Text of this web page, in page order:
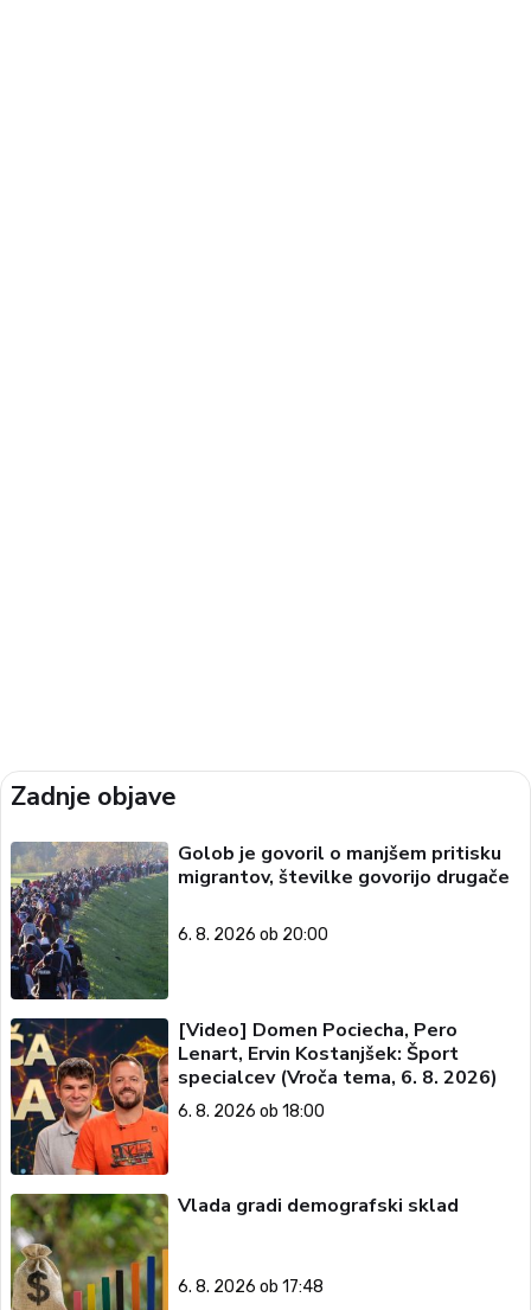
Zadnje objave
Golob je govoril o manjšem pritisku
migrantov, številke govorijo drugače
6. 8. 2026 ob 20:00
[Video] Domen Pociecha, Pero
Lenart, Ervin Kostanjšek: Šport
specialcev (Vroča tema, 6. 8. 2026)
6. 8. 2026 ob 18:00
Vlada gradi demografski sklad
6. 8. 2026 ob 17:48